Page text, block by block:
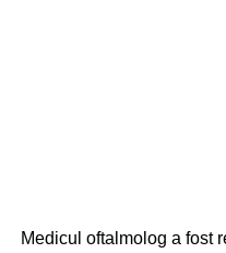
Medicul oftalmolog a fost